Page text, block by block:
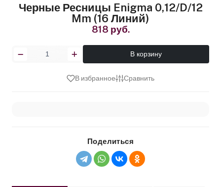
Черные Ресницы Enigma 0,12/D/12
Mm (16 Линий)
818 руб.
В корзину
В избранное Сравнить
Поделиться